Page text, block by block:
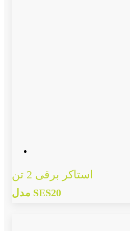
استاکر برقی 2 تن
مدل SES20